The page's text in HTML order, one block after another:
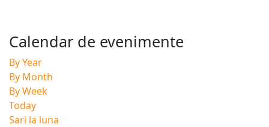
Calendar de evenimente
By Year
By Month
By Week
Today
Sari la luna